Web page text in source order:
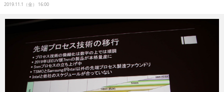
eスポーツ
2019.11.1（金） 16:00